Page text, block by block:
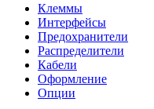
Клеммы
Интерфейсы
Предохранители
Распределители
Кабели
Оформление
Опции